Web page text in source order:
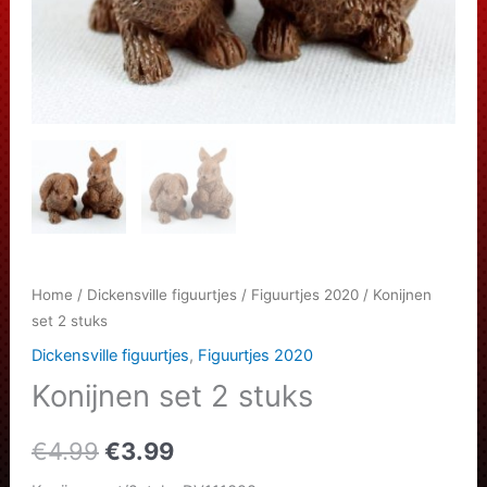
Home / Dickensville figuurtjes/ Figuurtjes 2020/ Konijnen
set 2 stuks
Dickensville figuurtjes, Figuurtjes 2020
Konijnen set 2 stuks
€4.99Oorspronkelijke
€3.99Huidige